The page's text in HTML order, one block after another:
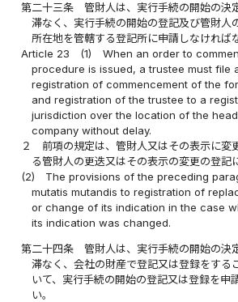
第二十三条
管財人は、実行手続の開始の決
滞なく、実行手続の開始の登記及び管財人
所在地を管轄する登記所に申請しなければ
Article 23
(1)
When an order to
procedure is issued, a trustee must file
registration of commencement of the
and registration of the trustee to a
jurisdiction over the location of the
company without delay.
２
前項の規定は、管財人又はその表示に変
る管財人の更迭又はその表示の変更の登記
(2)
The provisions of the preceding
mutatis mutandis to registration of
or change of its indication in the case
its indication was changed.
第二十四条
管財人は、実行手続の開始の決
滞なく、会社の財産で登記又は登録をする
いて、実行手続の開始の登記又は登録を申
い。